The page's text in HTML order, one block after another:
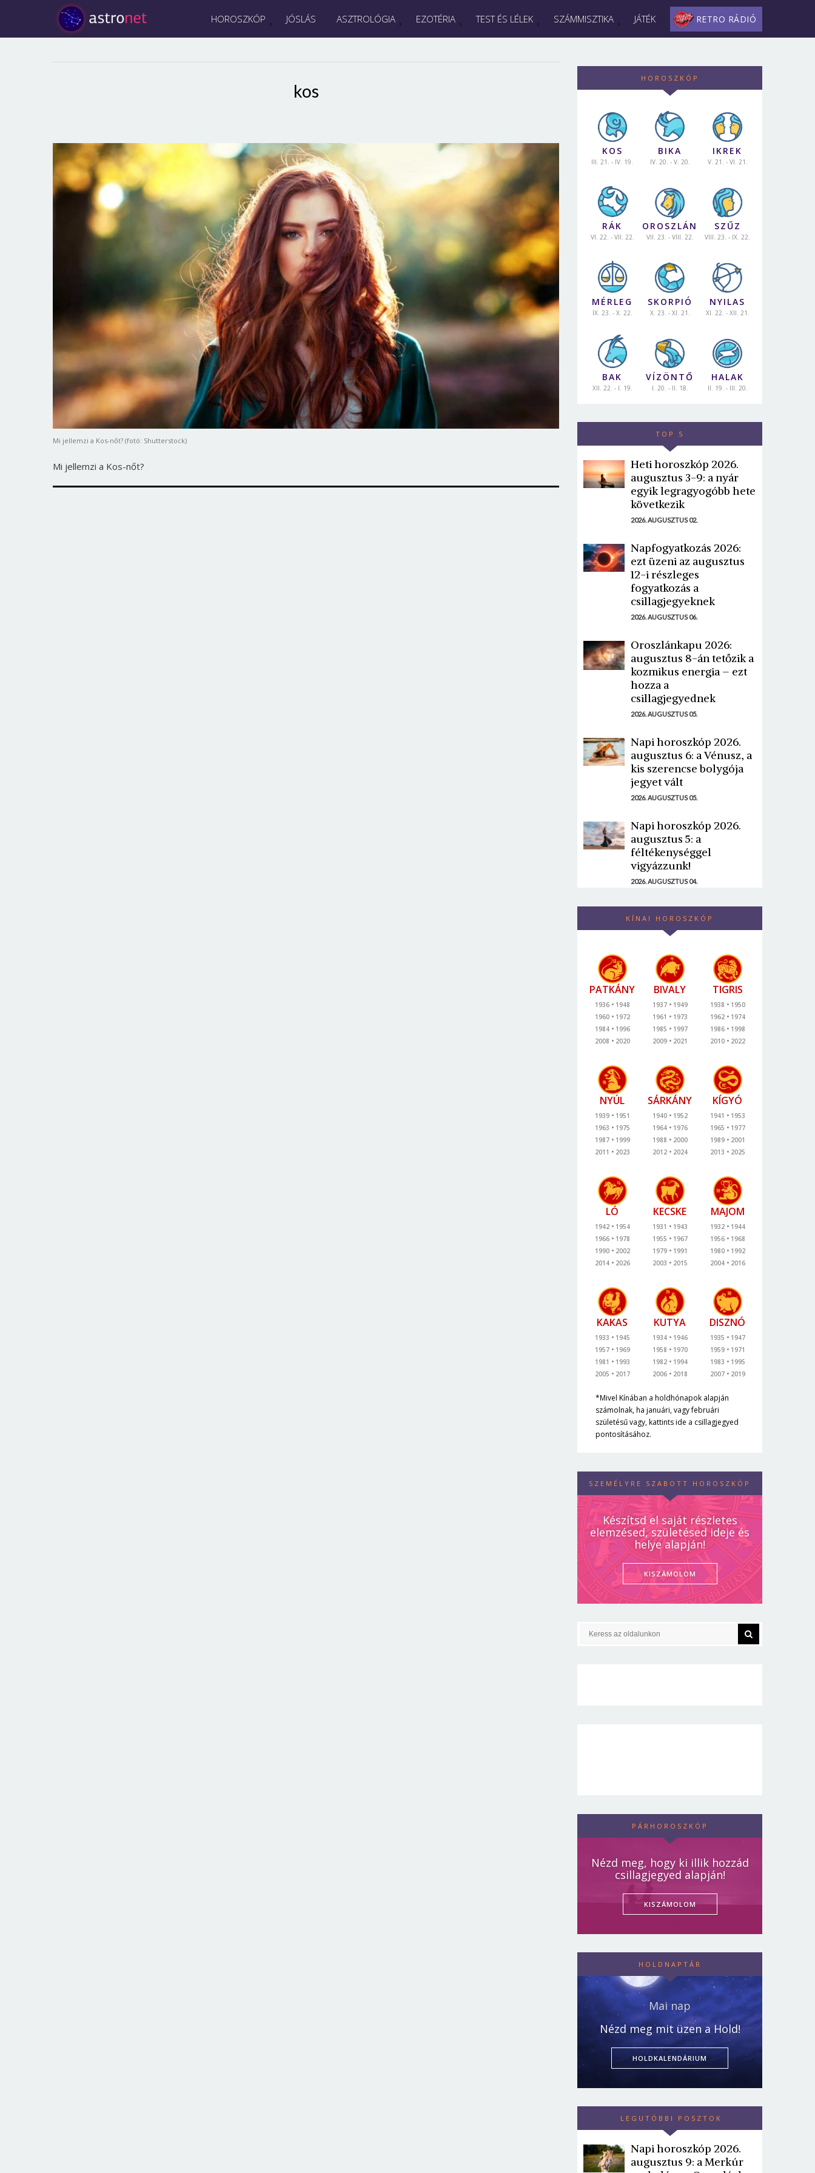
HOROSZKÓP JÓSLÁS ASZTROLÓGIA EZOTÉRIA TEST ÉS LÉLEK SZÁMMISZTIKA JÁTÉK RETRO RÁDIÓ
kos
Mi jellemzi a Kos-nőt? (fotó: Shutterstock)
Mi jellemzi a Kos-nőt?
HOROSZKÓP
KOS
III. 21. - IV. 19.
BIKA
IV. 20. - V. 20.
IKREK
V. 21. - VI. 21.
RÁK
VI. 22. - VII. 22.
OROSZLÁN
VII. 23. - VIII. 22.
SZŰZ
VIII. 23. - IX. 22.
MÉRLEG
IX. 23. - X. 22.
SKORPIÓ
X. 23. - XI. 21.
NYILAS
XI. 22. - XII. 21.
BAK
XII. 22. - I. 19.
VÍZÖNTŐ
I. 20. - II. 18.
HALAK
II. 19. - III. 20.
TOP 5
Heti horoszkóp 2026.
augusztus 3-9: a nyár
egyik legragyogóbb hete
következik
2026. AUGUSZTUS 02.
Napfogyatkozás 2026:
ezt üzeni az augusztus
12-i részleges
fogyatkozás a
csillagjegyeknek
2026. AUGUSZTUS 06.
Oroszlánkapu 2026:
augusztus 8-án tetőzik a
kozmikus energia – ezt
hozza a
csillagjegyednek
2026. AUGUSZTUS 05.
Napi horoszkóp 2026.
augusztus 6: a Vénusz, a
kis szerencse bolygója
jegyet vált
2026. AUGUSZTUS 05.
Napi horoszkóp 2026.
augusztus 5: a
féltékenységgel
vigyázzunk!
2026. AUGUSZTUS 04.
KÍNAI HOROSZKÓP
PATKÁNY
1936
1948
1960
1972
1984
1996
2008
2020
BIVALY
1937
1949
1961
1973
1985
1997
2009
2021
TIGRIS
1938
1950
1962
1974
1986
1998
2010
2022
NYÚL
1939
1951
1963
1975
1987
1999
2011
2023
SÁRKÁNY
1940
1952
1964
1976
1988
2000
2012
2024
KÍGYÓ
1941
1953
1965
1977
1989
2001
2013
2025
LÓ
1942
1954
1966
1978
1990
2002
2014
2026
KECSKE
1931
1943
1955
1967
1979
1991
2003
2015
MAJOM
1932
1944
1956
1968
1980
1992
2004
2016
KAKAS
1933
1945
1957
1969
1981
1993
2005
2017
KUTYA
1934
1946
1958
1970
1982
1994
2006
2018
DISZNÓ
1935
1947
1959
1971
1983
1995
2007
2019
*Mivel Kínában a holdhónapok alapján
számolnak, ha januári, vagy februári
születésű vagy, kattints ide a csillagjegyed
pontosításához.
SZEMÉLYRE SZABOTT HOROSZKÓP
Készítsd el saját részletes
elemzésed, születésed ideje és
helye alapján!
KISZÁMOLOM
PÁRHOROSZKÓP
Nézd meg, hogy ki illik hozzád
csillagjegyed alapján!
KISZÁMOLOM
HOLDNAPTÁR
Mai nap
Nézd meg mit üzen a Hold!
HOLDKALENDÁRIUM
LEGUTÓBBI POSZTOK
Napi horoszkóp 2026.
augusztus 9: a Merkúr